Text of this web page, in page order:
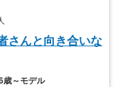
さんと向き合いな
歳～モデル